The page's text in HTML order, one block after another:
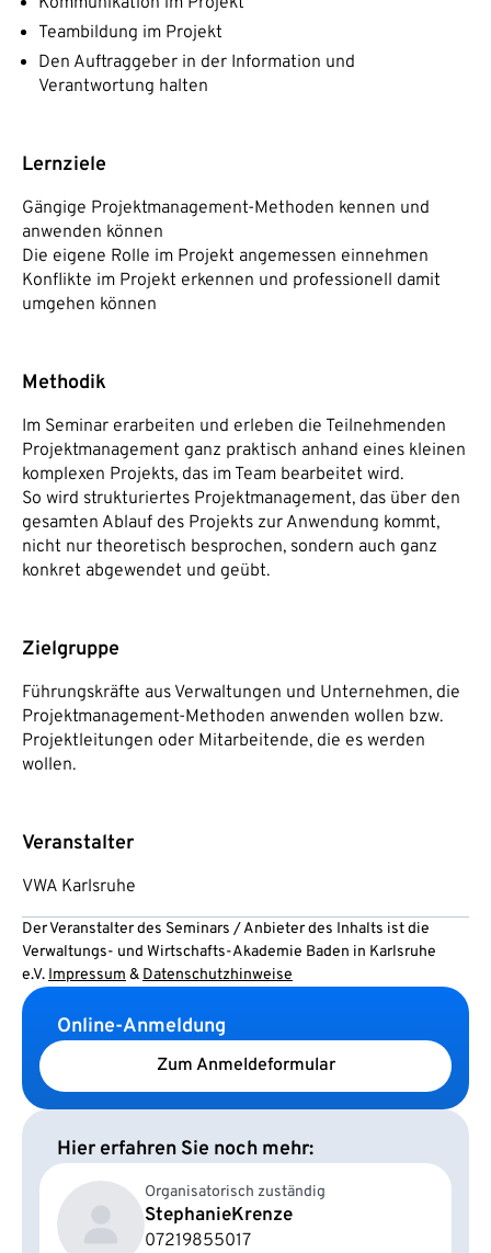
Teambildung im Projekt
Den Auftraggeber in der Information und
Verantwortung halten
Lernziele
Gängige Projektmanagement-Methoden kennen und
anwenden können
Die eigene Rolle im Projekt angemessen einnehmen
Konflikte im Projekt erkennen und professionell damit
umgehen können
Methodik
Im Seminar erarbeiten und erleben die Teilnehmenden
Projektmanagement ganz praktisch anhand eines kleinen
komplexen Projekts, das im Team bearbeitet wird.
So wird strukturiertes Projektmanagement, das über den
gesamten Ablauf des Projekts zur Anwendung kommt,
nicht nur theoretisch besprochen, sondern auch ganz
konkret abgewendet und geübt.
Zielgruppe
Führungskräfte aus Verwaltungen und Unternehmen, die
Projektmanagement-Methoden anwenden wollen bzw.
Projektleitungen oder Mitarbeitende, die es werden
wollen.
Veranstalter
VWA Karlsruhe
Der Veranstalter des Seminars / Anbieter des Inhalts ist die
Verwaltungs- und Wirtschafts-Akademie Baden in Karlsruhe
e.V. Impressum & Datenschutzhinweise
Online-Anmeldung
Zum Anmeldeformular
Hier erfahren Sie noch mehr:
Organisatorisch zuständig
StephanieKrenze
07219855017